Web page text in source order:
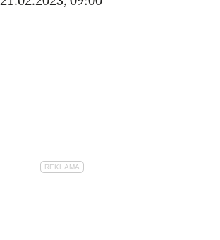
twitter
do przyjaciela